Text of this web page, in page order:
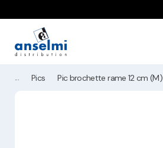
Pics Pic brochette rame 12 cm (M)